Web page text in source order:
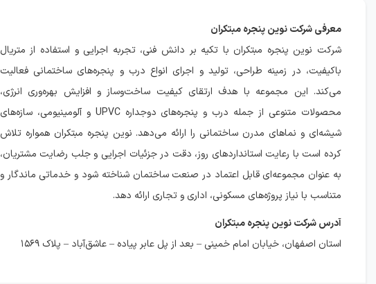
معرفی شركت نوين پنجره مبتكران
شرکت نوین پنجره مبتکران با تکیه بر دانش فنی، تجربه اجرایی و استفاده از متریال
باکیفیت، در زمینه طراحی، تولید و اجرای انواع درب و پنجره‌های ساختمانی فعالیت
می‌کند. این مجموعه با هدف ارتقای کیفیت ساخت‌وساز و افزایش بهره‌وری انرژی،
محصولات متنوعی از جمله درب و پنجره‌های دو‌جداره UPVC و آلومینیومی، سازه‌های
شیشه‌ای و نماهای مدرن ساختمانی را ارائه می‌دهد. نوین پنجره مبتکران همواره تلاش
کرده است با رعایت استانداردهای روز، دقت در جزئیات اجرایی و جلب رضایت مشتریان،
به عنوان مجموعه‌ای قابل اعتماد در صنعت ساختمان شناخته شود و خدماتی ماندگار و
متناسب با نیاز پروژه‌های مسکونی، اداری و تجاری ارائه دهد.
آدرس شركت نوين پنجره مبتكران
استان اصفهان، خیابان امام خمینی – بعد از پل عابر پیاده – عاشق‌آباد – پلاک ۱۵۶۹